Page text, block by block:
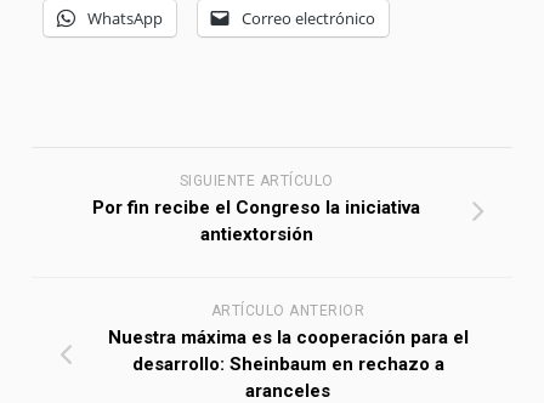
WhatsApp Correo electrónico
SIGUIENTE ARTÍCULO
Por fin recibe el Congreso la iniciativa
antiextorsión
ARTÍCULO ANTERIOR
Nuestra máxima es la cooperación para el
desarrollo: Sheinbaum en rechazo a
aranceles